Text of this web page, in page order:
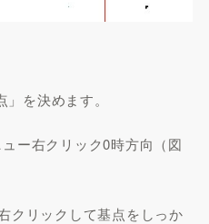
を決めます。
ー右クリック0時方向（図
クリックして基点をしっか